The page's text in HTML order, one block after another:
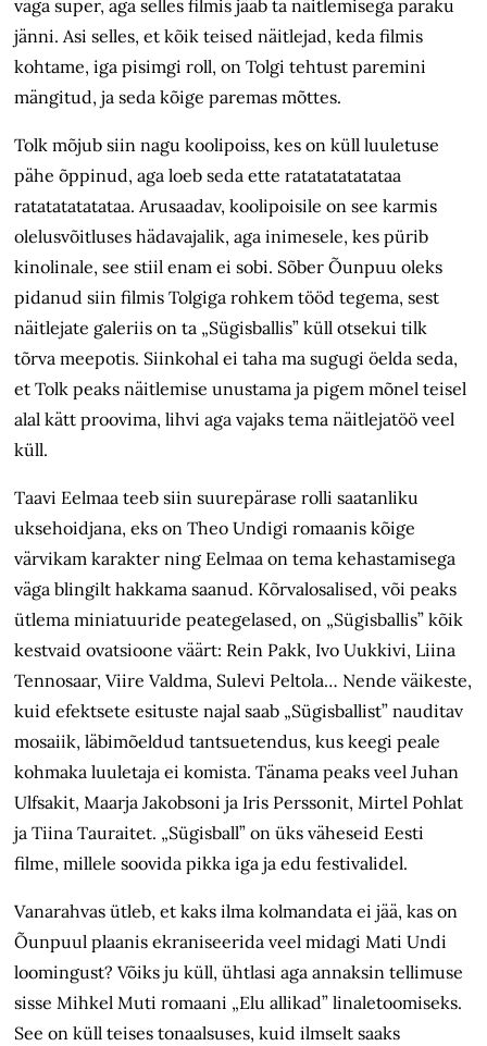
väga super, aga selles filmis jääb ta näitlemisega paraku
jänni. Asi selles, et kõik teised näitlejad, keda filmis
kohtame, iga pisimgi roll, on Tolgi tehtust paremini
mängitud, ja seda kõige paremas mõttes.
Tolk mõjub siin nagu koolipoiss, kes on küll luuletuse
pähe õppinud, aga loeb seda ette ratatatatatataa
ratatatatatataa. Arusaadav, koolipoisile on see karmis
olelusvõitluses hädavajalik, aga inimesele, kes pürib
kinolinale, see stiil enam ei sobi. Sõber Õunpuu oleks
pidanud siin filmis Tolgiga rohkem tööd tegema, sest
näitlejate galeriis on ta „Sügisballis” küll otsekui tilk
tõrva meepotis. Siinkohal ei taha ma sugugi öelda seda,
et Tolk peaks näitlemise unustama ja pigem mõnel teisel
alal kätt proovima, lihvi aga vajaks tema näitlejatöö veel
küll.
Taavi Eelmaa teeb siin suurepärase rolli saatanliku
uksehoidjana, eks on Theo Undigi romaanis kõige
värvikam karakter ning Eelmaa on tema kehastamisega
väga blingilt hakkama saanud. Kõrvalosalised, või peaks
ütlema miniatuuride peategelased, on „Sügisballis” kõik
kestvaid ovatsioone väärt: Rein Pakk, Ivo Uukkivi, Liina
Tennosaar, Viire Valdma, Sulevi Peltola… Nende väikeste,
kuid efektsete esituste najal saab „Sügisballist” nauditav
mosaiik, läbimõeldud tantsuetendus, kus keegi peale
kohmaka luuletaja ei komista. Tänama peaks veel Juhan
Ulfsakit, Maarja Jakobsoni ja Iris Perssonit, Mirtel Pohlat
ja Tiina Tauraitet. „Sügisball” on üks väheseid Eesti
filme, millele soovida pikka iga ja edu festivalidel.
Vanarahvas ütleb, et kaks ilma kolmandata ei jää, kas on
Õunpuul plaanis ekraniseerida veel midagi Mati Undi
loomingust? Võiks ju küll, ühtlasi aga annaksin tellimuse
sisse Mihkel Muti romaani „Elu allikad” linaletoomiseks.
See on küll teises tonaalsuses, kuid ilmselt saaks